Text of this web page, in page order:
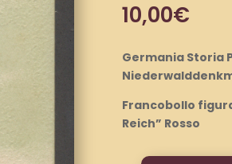
10,00€
Germania Storia
Francobollo
Reich” Rosso